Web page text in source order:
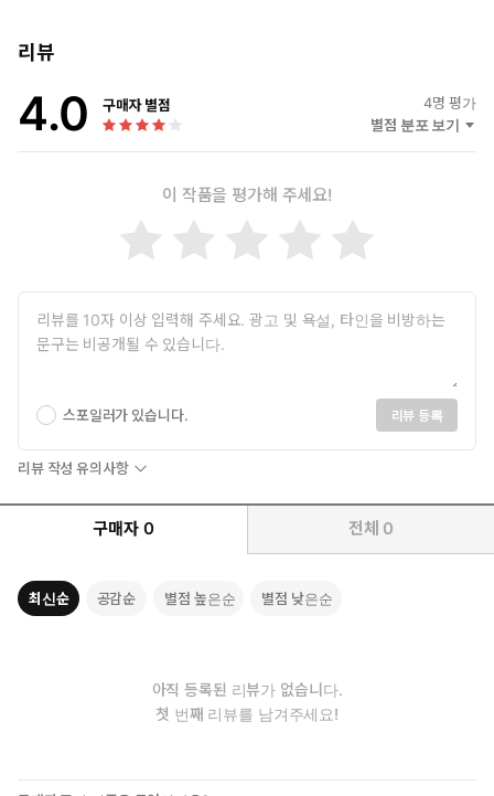
넷째, 모든 과는 주제별로 구성되도록 하였습니다. 매 과의 단원
명은 곧 주제가 됩니다. 따라서 어휘와 문법은 해당 주제가 잘 드
기가 가능하도록 고안하였습니다. 특히 듣기, 말하기, 읽기, 쓰기
어휘를 확산할 수 있도록 하였습니다.
다섯째, 듣기, 말하기, 읽기, 쓰기를 매 과에 두 번씩 활동하게 하여
기를 비롯한 읽기 영역에서도 학습자들이 자신의 흥미와 관심에 맞
는 유의미한 연습이 이루어지도록 다양한 말하기 활동을 고안하였습
여섯째, ‘듣기, 말하기, 읽기, 쓰기’ 편은 한 단원의 마지막 부분에 기
미있는 언어문화 이야기’를 다루어 한국어의 특징에 맞는 발음, 호
칭 문화 등을 학습할 수 있도록 하였습니다. 또한 ‘자기 평가’를 두
조디 바론(Jody Barron) 성균관대학교 조교수/Carleton
감수
김경훤 성균관대학교 학부대학 교수/성균관대학교 문학박사
리뷰
4.0 구매자 별점 4명 평가
별점 분포 보기
이 작품을 평가해 주세요!
스포일러가 있습니다. 리뷰 등록
리뷰 작성 유의사항
구매자 0 전체 0
최신순 공감순 별점 높은순 별점 낮은순
아직 등록된 리뷰가 없습니다.
첫 번째 리뷰를 남겨주세요!